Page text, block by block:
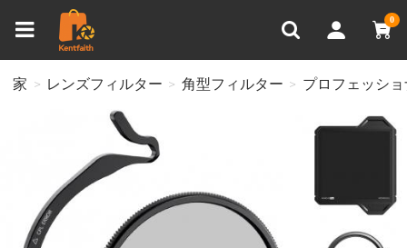
0
比較商品 (0)
家 レンズフィルター 角型フィルター プロフェッシ